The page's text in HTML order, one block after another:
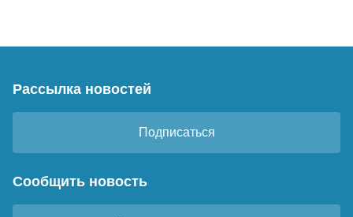
Рассылка новостей
Подписаться
Сообщить новость